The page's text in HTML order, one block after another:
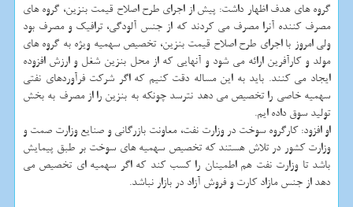
گروه های هدف اظهار داشت: پیش از اجرای طرح اصلاح قیمت بنزین، گروه های
مصرف كننده آنرا مصرف می كردند كه از جنس آلودگی، ترافیك و مصرف بود
ولی امروز با اجرای طرح اصلاح قیمت بنزین، تخصیص سهمیه ویژه به گروه های
مولد و كارآفرین ارائه می شود و آنهایی كه از محل بنزین شغل و ارزش افزوده
ایجاد می كنند. باید به این مساله دقت كنیم كه اگر شركت فرآوردهای نفتی
سهمیه خاصی را تخصیص می دهد نترسد چونكه به بنزین را از مصرف به بخش
تولید سوق داده ایم.
او افزود: كارگروه سوخت در وزارت نفت، معاونت بازرگانی و صنایع وزارت صمت و
وزارت كشور در تلاش هستند كه تخصیص سهمیه های سوخت بر طبق پیمایش
باشد تا وزارت نفت هم اطمینان را كسب كند كه اگر سهمیه ای تخصیص می
دهد از جنس مازاد كارت و فروش آزاد در بازار نباشد.